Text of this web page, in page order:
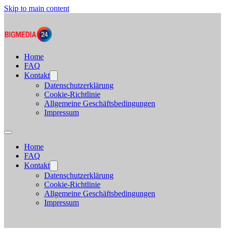
Skip to main content
Home
FAQ
Kontakt
Datenschutzerklärung
Cookie-Richtlinie
Allgemeine Geschäftsbedingungen
Impressum
Home
FAQ
Kontakt
Datenschutzerklärung
Cookie-Richtlinie
Allgemeine Geschäftsbedingungen
Impressum